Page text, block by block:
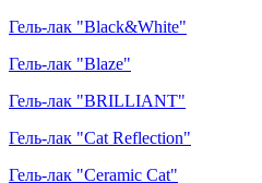
Гель-лак "Black&White"
Гель-лак "Blaze"
Гель-лак "BRILLIANT"
Гель-лак "Cat Reflection"
Гель-лак "Ceramic Cat"